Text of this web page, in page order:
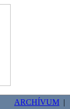
ARCHÍVUM |